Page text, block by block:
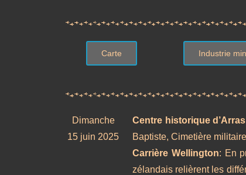
Carte Industrie
Dimanche
15 juin 2025
Centre historique d’Arras
Baptiste, Cimetière
Carrière Wellington: En
zélandais relièrent les